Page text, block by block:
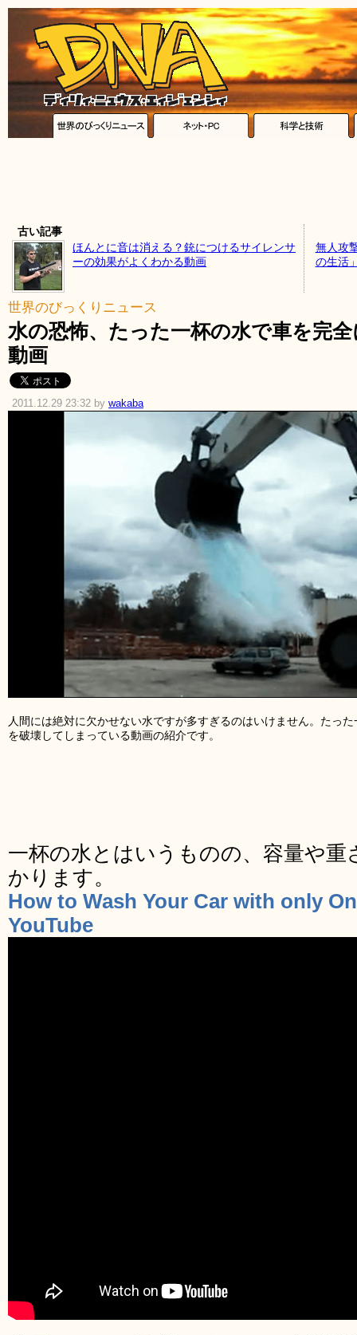
古い記事
ほんとに音は消える？銃につけるサイレンサ
ーの効果がよくわかる動画
無人攻
の生活
世界のびっくりニュース
水の恐怖、たった一杯の水で車を完
動画
2011.12.29 23:32 by wakaba
人間には絶対に欠かせない水ですが多すぎるのはいけません。たっ
を破壊してしまっている動画の紹介です。
一杯の水とはいうものの、容量や
かります。
How to Wash Your Car with only
YouTube